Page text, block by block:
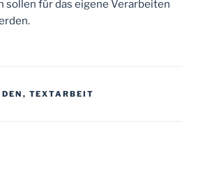
sollen für das eigene Verarbeiten
, TEXTARBEIT